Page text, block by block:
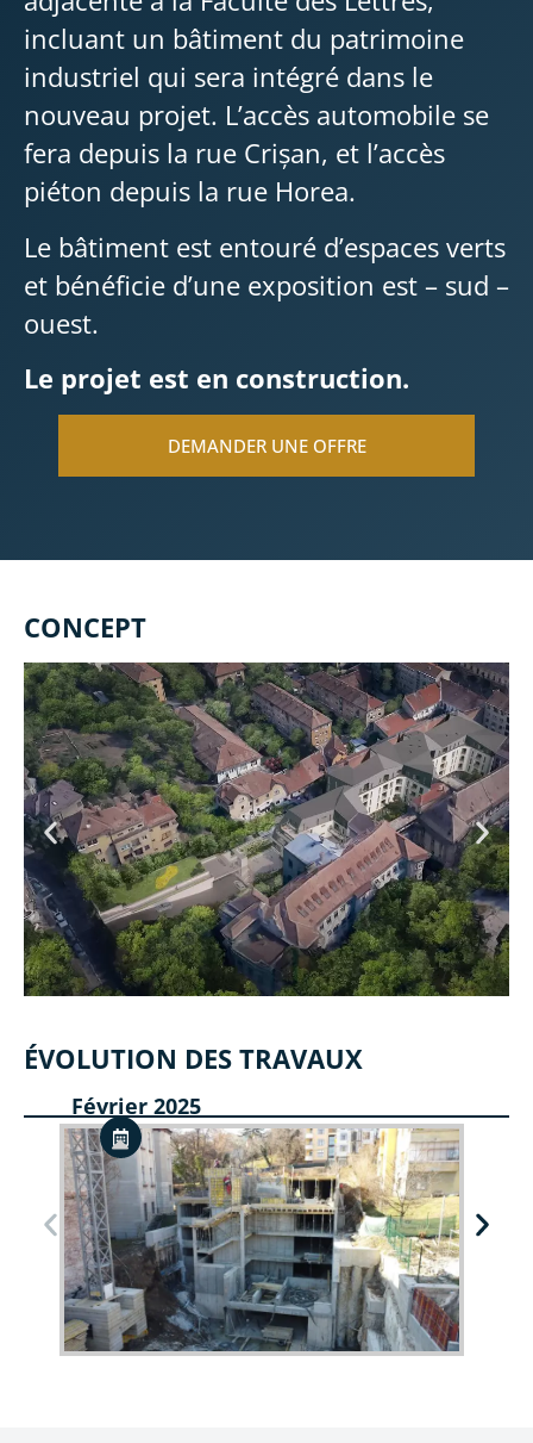
incluant un bâtiment du patrimoine
industriel qui sera intégré dans le
nouveau projet. L’accès automobile se
fera depuis la rue Crișan, et l’accès
piéton depuis la rue Horea.
Le bâtiment est entouré d’espaces verts
et bénéficie d’une exposition est – sud –
ouest.
Le projet est en construction.
DEMANDER UNE OFFRE
CONCEPT
ÉVOLUTION DES TRAVAUX
Février 2025